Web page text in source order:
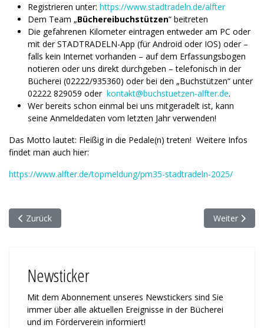
Registrieren unter: https://www.stadtradeln.de/alfter
Dem Team „Büchereibuchstützen“ beitreten
Die gefahrenen Kilometer eintragen entweder am PC oder
mit der STADTRADELN-App (für Android oder IOS) oder –
falls kein Internet vorhanden – auf dem Erfassungsbogen
notieren oder uns direkt durchgeben – telefonisch in der
Bücherei (02222/935360) oder bei den „Buchstützen“ unter
02222 829059 oder kontakt@buchstuetzen-alfter.de.
Wer bereits schon einmal bei uns mitgeradelt ist, kann
seine Anmeldedaten vom letzten Jahr verwenden!
Das Motto lautet: Fleißig in die Pedale(n) treten! Weitere Infos
findet man auch hier:
https://www.alfter.de/topmeldung/pm35-stadtradeln-2025/
Vorheriger Beitrag: Die Heimat kennen lernen
Zurück Nächster
Weiter
Newsticker
Mit dem Abonnement unseres News­tickers sind Sie
immer über alle ak­tu­ellen Ereignisse in der Bücherei
und im Förderverein informiert!